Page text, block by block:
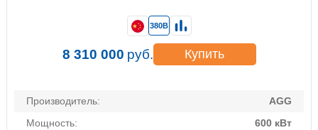
Производитель:
AGG
Мощность:
600 кВт
380В
8 310 000 руб. Купить